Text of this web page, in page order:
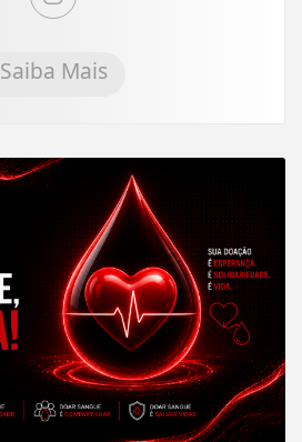
Saiba Mais